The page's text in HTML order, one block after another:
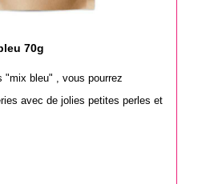
70g
"mix bleu" , vous pourrez
avec de jolies petites perles et